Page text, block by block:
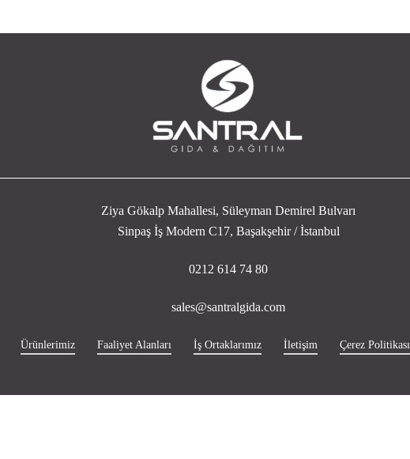
Ziya Gökalp Mahallesi, Süleyman Demirel Bulvarı
Sinpaş İş Modern C17, Başakşehir / İstanbul
0212 614 74 80
sales@santralgida.com
Ürünlerimiz Faaliyet Alanları İş Ortaklarımız İletişim Çerez Politikası